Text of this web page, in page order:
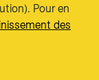
Pour en
des